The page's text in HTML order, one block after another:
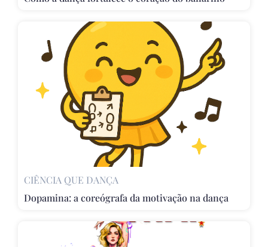
CIÊNCIA QUE DANÇA
Dopamina: a coreógrafa da motivação na dança